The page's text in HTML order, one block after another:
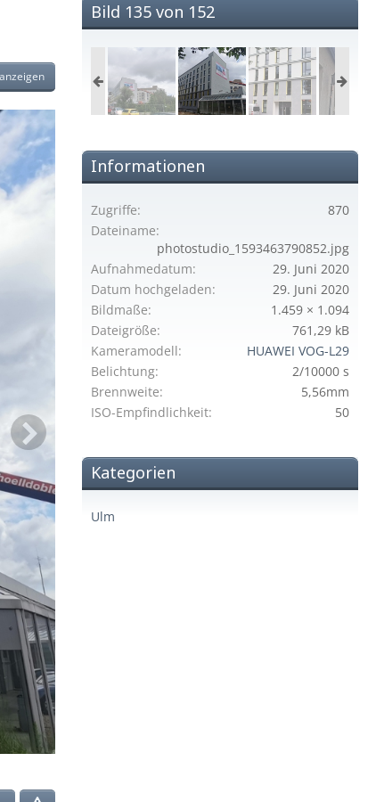
Bild 135 von 152
Informationen
Zugriffe
870
Dateiname
photostudio_1593463790852.jpg
Aufnahmedatum
29. Juni 2020
Datum hochgeladen
29. Juni 2020
Bildmaße
1.459 × 1.094
Dateigröße
761,29 kB
Kameramodell
HUAWEI VOG-L29
Belichtung
2/10000 s
Brennweite
5,56mm
ISO-Empfindlichkeit
50
Kategorien
Ulm